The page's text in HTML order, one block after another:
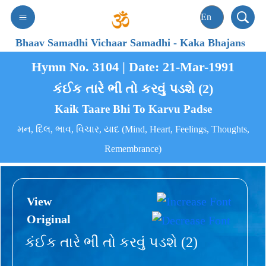
Bhaav Samadhi Vichaar Samadhi-Kaka Bhajans
Hymn No. 3104 | Date: 21-Mar-1991
કંઈક તારે ભી તો કરવું પડશે (2)
Kaik Taare Bhi To Karvu Padse
મન, દિલ, ભાવ, વિચાર, યાદ (Mind, Heart, Feelings, Thoughts,
Remembrance)
View
Original
કંઈક તારે ભી તો કરવું પડશે (2)